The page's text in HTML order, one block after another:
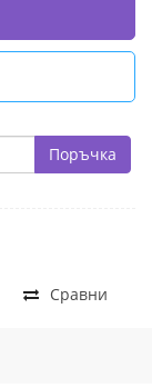
Поръчка
Сравни